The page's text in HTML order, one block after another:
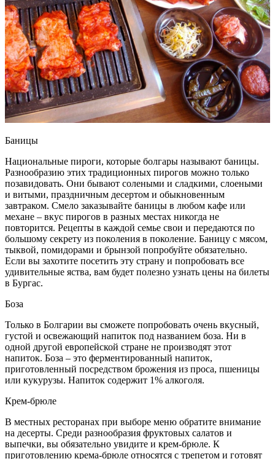
Баницы
Национальные пироги, которые болгары называют баницы.
Разнообразию этих традиционных пирогов можно только
позавидовать. Они бывают солеными и сладкими, слоеными
и витыми, праздничным десертом и обыкновенным
завтраком. Смело заказывайте баницы в любом кафе или
механе – вкус пирогов в разных местах никогда не
повторится. Рецепты в каждой семье свои и передаются по
большому секрету из поколения в поколение. Баницу с мясом,
тыквой, помидорами и брынзой попробуйте обязательно.
Если вы захотите посетить эту страну и попробовать все
удивительные яства, вам будет полезно узнать цены на билеты
в Бургас.
Боза
Только в Болгарии вы сможете попробовать очень вкусный,
густой и освежающий напиток под названием боза. Ни в
одной другой европейской стране не производят этот
напиток. Боза – это ферментированный напиток,
приготовленный посредством брожения из проса, пшеницы
или кукурузы. Напиток содержит 1% алкоголя.
Крем-брюле
В местных ресторанах при выборе меню обратите внимание
на десерты. Среди разнообразия фруктовых салатов и
выпечки, вы обязательно увидите и крем-брюле. К
приготовлению крема-брюле относятся с трепетом и готовят